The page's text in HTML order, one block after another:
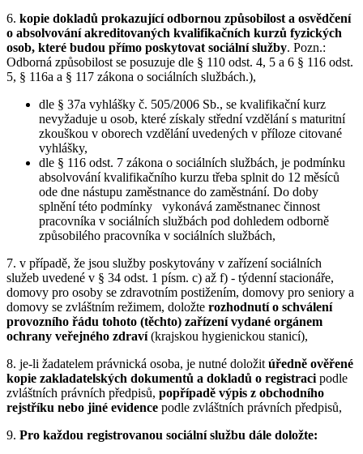
6. kopie dokladů prokazující odbornou způsobilost a osvědčení
o absolvování akreditovaných kvalifikačních kurzů fyzických
osob, které budou přímo poskytovat sociální služby. Pozn.:
Odborná způsobilost se posuzuje dle § 110 odst. 4, 5 a 6 § 116 odst.
5, § 116a a § 117 zákona o sociálních službách.),
dle § 37a vyhlášky č. 505/2006 Sb., se kvalifikační kurz
nevyžaduje u osob, které získaly střední vzdělání s maturitní
zkouškou v oborech vzdělání uvedených v příloze citované
vyhlášky,
dle § 116 odst. 7 zákona o sociálních službách, je podmínku
absolvování kvalifikačního kurzu třeba splnit do 12 měsíců
ode dne nástupu zaměstnance do zaměstnání. Do doby
splnění této podmínky vykonává zaměstnanec činnost
pracovníka v sociálních službách pod dohledem odborně
způsobilého pracovníka v sociálních službách,
7. v případě, že jsou služby poskytovány v zařízení sociálních
služeb uvedené v § 34 odst. 1 písm. c) až f) - týdenní stacionáře,
domovy pro osoby se zdravotním postižením, domovy pro seniory a
domovy se zvláštním režimem, doložte rozhodnutí o schválení
provozního řádu tohoto (těchto) zařízení vydané orgánem
ochrany veřejného zdraví(krajskou hygienickou stanicí),
8. je-li žadatelem právnická osoba, je nutné doložit úředně ověřené
kopie zakladatelských dokumentů a dokladů o registraci podle
zvláštních právních předpisů, popřípadě výpis z obchodního
rejstříku nebo jiné evidence podle zvláštních právních předpisů,
9. Pro každou registrovanou sociální službu dále doložte: